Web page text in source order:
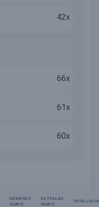
42x
66x
61x
60x
NÚMEROS
IGUAIS
ESTRELAS
IGUAIS
TOTAL/